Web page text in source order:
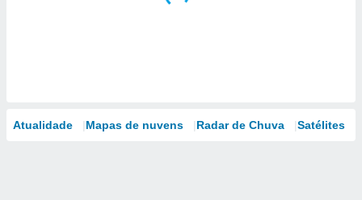
Atualidade Mapas de nuvens Radar de Chuva Satélites